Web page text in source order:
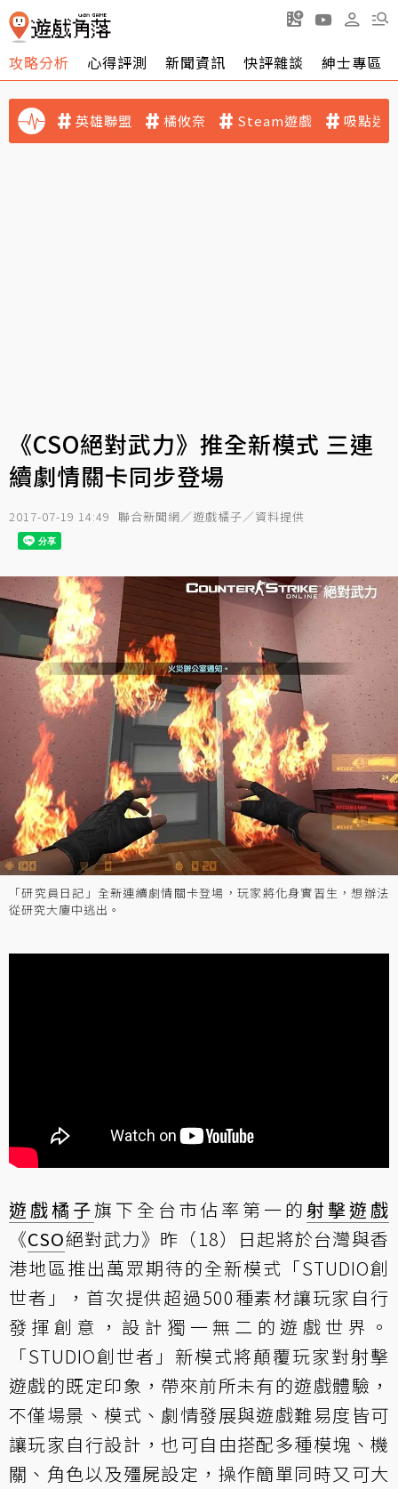
攻略分析 心得評測 新聞資訊 快評雜談 紳士專區
英雄聯盟 橘攸奈 Steam遊戲 吸點迷
《CSO絕對武力》推全新模式 三連
續劇情關卡同步登場
2017-07-19 14:49 聯合新聞網／遊戲橘子／資料提供
「研究員日記」全新連續劇情關卡登場，玩家將化身實習生，想辦法
從研究大廈中逃出。
遊戲橘子旗下全台市佔率第一的射擊遊戲
《CSO絕對武力》昨（18）日起將於台灣與香
港地區推出萬眾期待的全新模式「STUDIO創
世者」，首次提供超過500種素材讓玩家自行
發揮創意，設計獨一無二的遊戲世界。
「STUDIO創世者」新模式將顛覆玩家對射擊
遊戲的既定印象，帶來前所未有的遊戲體驗，
不僅場景、模式、劇情發展與遊戲難易度皆可
讓玩家自行設計，也可自由搭配多種模塊、機
關、角色以及殭屍設定，操作簡單同時又可大